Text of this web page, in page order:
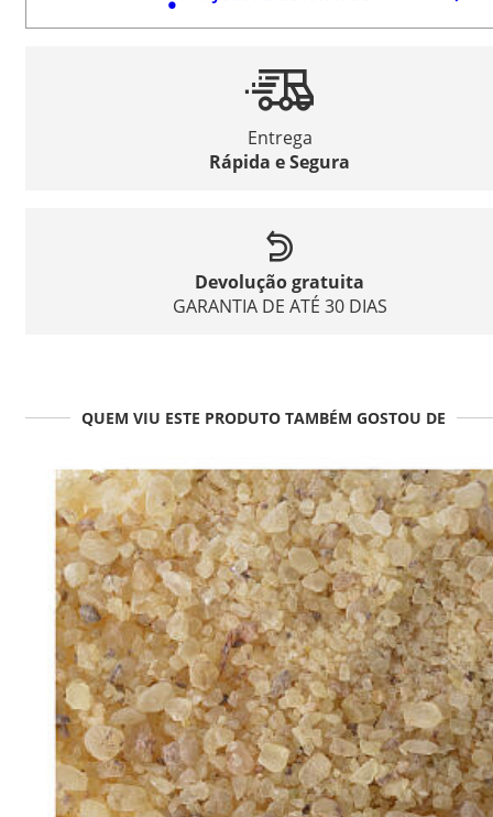
Entrega
Rápida e Segura
Devolução gratuita
GARANTIA DE ATÉ 30 DIAS
QUEM VIU ESTE PRODUTO TAMBÉM GOSTOU DE